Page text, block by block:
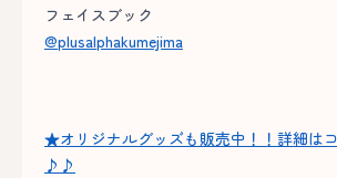
フェイスブック
@plusalphakumejima
★オリジナルグッズも販売中！！詳細は
♪♪